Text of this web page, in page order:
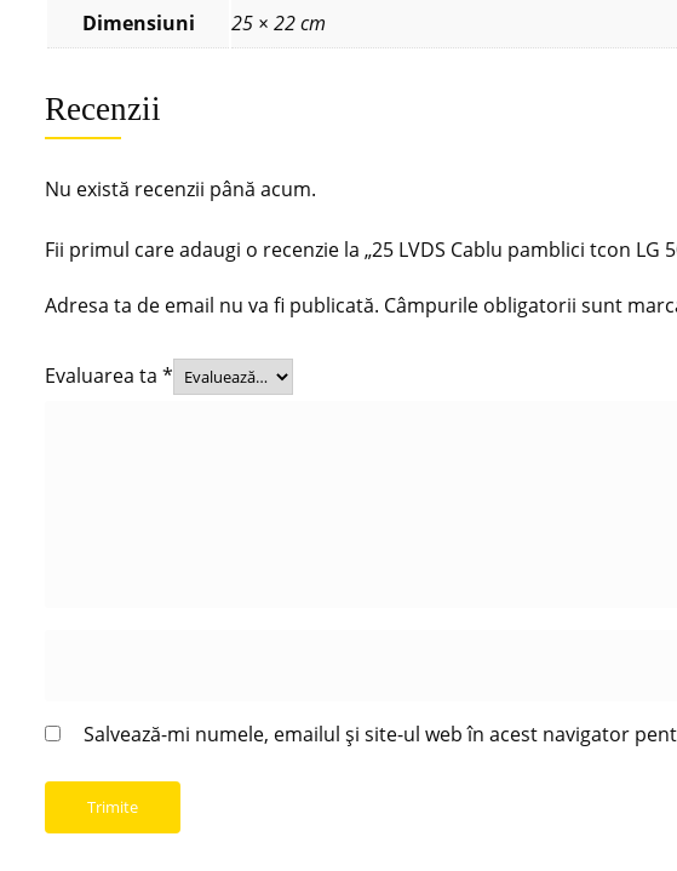
Dimensiuni
25 × 22 cm
Recenzii
Nu există recenzii până acum.
Fii primul care adaugi o recenzie la „25 LVDS Cablu pamblici tcon LG
Adresa ta de email nu va fi publicată. Câmpurile obligatorii sunt
Evaluarea ta *
Salvează-mi numele, emailul și site-ul web în acest navigator